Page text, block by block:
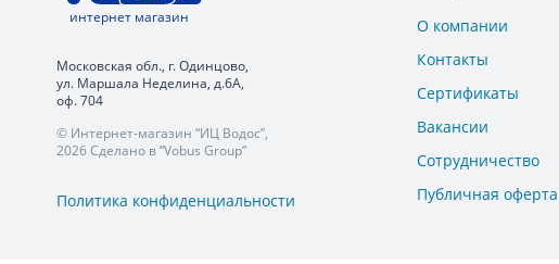
интернет магазин
Московская обл., г. Одинцово,
ул. Маршала Неделина, д.6А,
оф. 704
© Интернет-магазин “ИЦ Водос”,
2026 Сделано в “Vobus Group”
Политика конфиденциальности
О компании
Контакты
Сертификаты
Вакансии
Сотрудничество
Публичная оферта